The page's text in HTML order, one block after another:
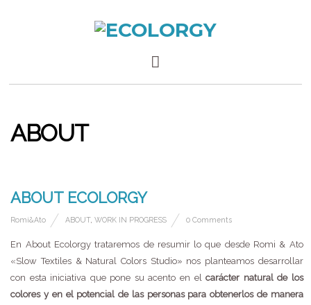
ABOUT
ABOUT ECOLORGY
Romi&Ato ABOUT,WORK IN PROGRESS 0 Comments
En About Ecolorgy trataremos de resumir lo que desde Romi & Ato
«Slow Textiles & Natural Colors Studio» nos planteamos desarrollar
con esta iniciativa que pone su acento en elcarácter natural de los
colores y en el potencial de las personas para obtenerlos de manera